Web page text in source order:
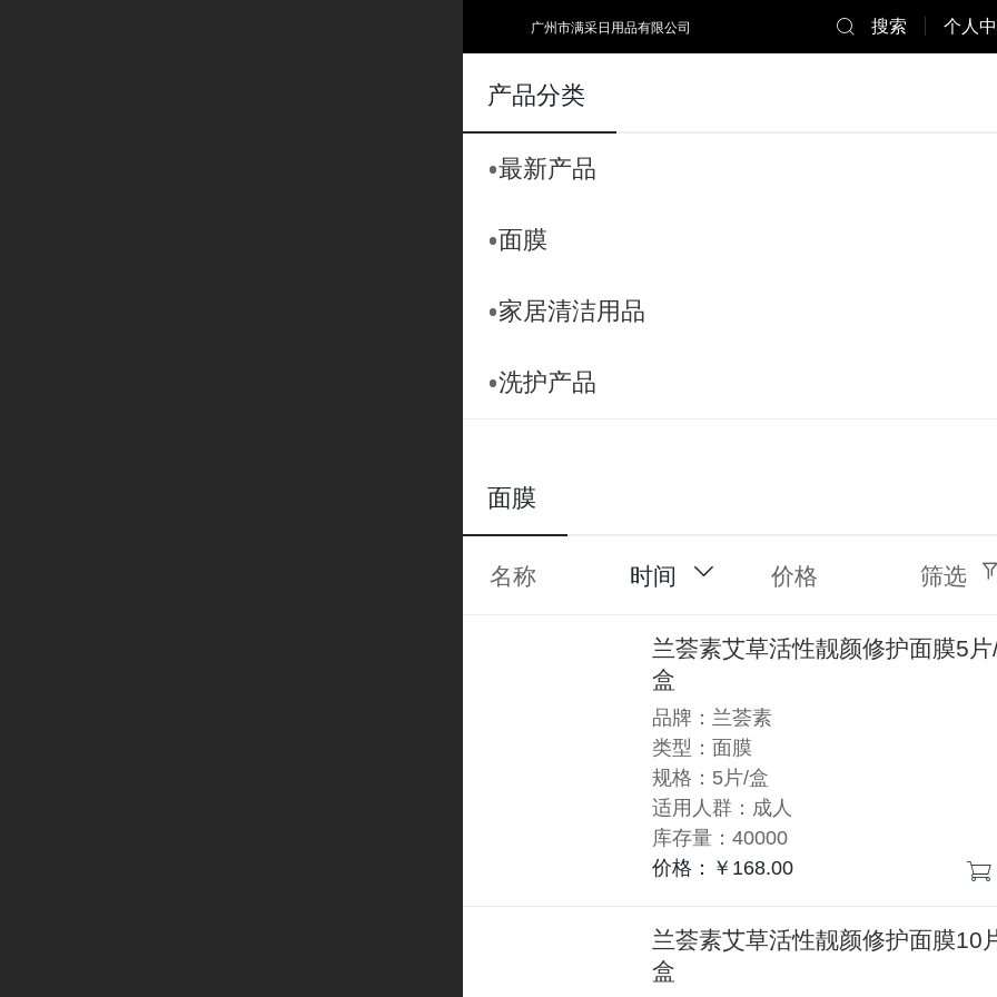
广州市满采日用品有限公司 个人
搜索
产品分类
最新产品
面膜
家居清洁用品
洗护产品
面膜
名称 时间 价格 筛选
兰荟素艾草活性靓颜修护面膜5片
盒
品牌：兰荟素
类型：面膜
规格：5片/盒
适用人群：成人
库存量：40000
价格：￥168.00
兰荟素艾草活性靓颜修护面膜10
盒